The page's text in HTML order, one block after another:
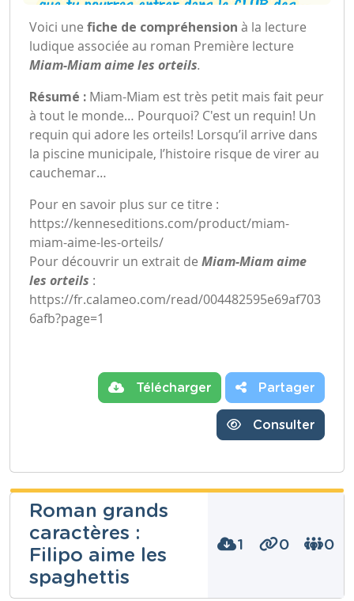
Voici une fiche de compréhension à la lecture
ludique associée au roman Première lecture
Miam-Miam aime les orteils.
Résumé : Miam-Miam est très petit mais fait peur
à tout le monde… Pourquoi? C'est un requin! Un
requin qui adore les orteils! Lorsqu’il arrive dans
la piscine municipale, l’histoire risque de virer au
cauchemar…
Pour en savoir plus sur ce titre :
https://kenneseditions.com/product/miam-
miam-aime-les-orteils/
Pour découvrir un extrait de Miam-Miam aime
les orteils :
https://fr.calameo.com/read/004482595e69af703
6afb?page=1
Télécharger Partager
Consulter
Roman grands
caractères :
Filipo aime les
spaghettis
1 0 0